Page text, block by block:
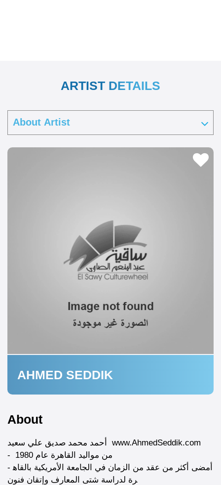
ARTIST DETAILS
AHMED SEDDIK
About
أحمد محمد صديق علي سعيد www.AhmedSeddik.com
- من مواليد القاهرة عام 1980
- أمضى أكثر من عقد من الزمان في الجامعة الأمريكية بالقاه
رة لدراسة شتى المعارف وإتقان فنون